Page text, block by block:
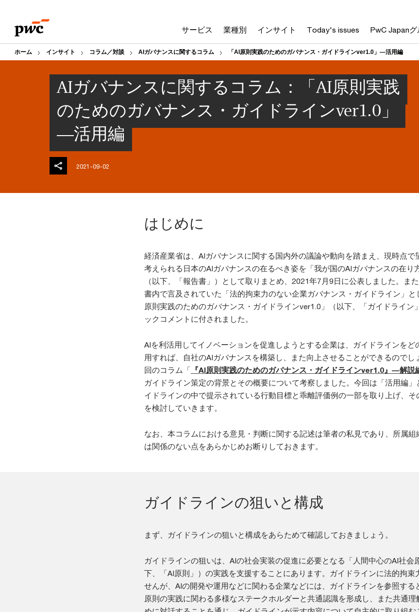
content
footer
サービス 業種別 インサイト Today's issues PwC Japan
ホーム インサイト コラム／対談 AIガバナンスに関するコラム 「AI原則実践のためのガバナンス・ガイドラインver1.0」―活用編
AIガバナンスに関するコラム：「AI原則実践
のためのガバナンス・ガイドラインver1.0」
―活用編
2021-09-02
はじめに
経済産業省は、AIガバナンスに関する国内外の議論や動向を踏まえ、現時点で
考えられる日本のAIガバナンスの在るべき姿を「我が国のAIガバナンスの在り
（以下、「報告書」）として取りまとめ、2021年7月9日に公表しました。ま
書内で言及されていた「法的拘束力のない企業ガバナンス・ガイドライン」と
原則実践のためのガバナンス・ガイドラインver1.0」（以下、「ガイドライン
ックコメントに付されました。
AIを利活用してイノベーションを促進しようとする企業は、ガイドラインをど
用すれば、自社のAIガバナンスを構築し、また向上させることができるのでし
回のコラム「 『AI原則実践のためのガバナンス・ガイドラインver1.0』―解説
ガイドライン策定の背景とその概要について考察しました。今回は「活用編」
イドラインの中で提示されている行動目標と乖離評価例の一部を取り上げ、そ
を検討していきます。
なお、本コラムにおける意見・判断に関する記述は筆者の私見であり、所属組
は関係のない点をあらかじめお断りしておきます。
ガイドラインの狙いと構成
まず、ガイドラインの狙いと構成をあらためて確認しておきましょう。
ガイドラインの狙いは、AIの社会実装の促進に必要となる「人間中心のAI社会
下、「AI原則」）の実践を支援することにあります。ガイドラインに法的拘束
せんが、AIの開発や運用などに関わる企業などには、ガイドラインを参照する
原則の実践に関わる多様なステークホルダーと共通認識を形成し、また共通理